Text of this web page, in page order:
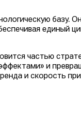
базу.
единый
частью
и
и скорость